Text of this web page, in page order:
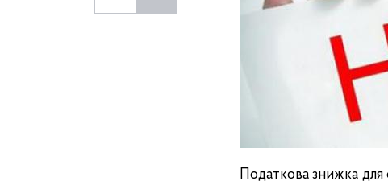
Податкова знижка для